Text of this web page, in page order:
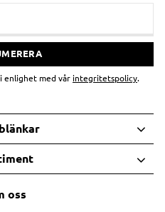
enlighet med vår integritetspolicy.
oss